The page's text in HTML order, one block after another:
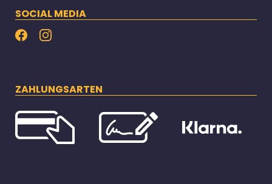
SOCIAL MEDIA
ZAHLUNGSARTEN